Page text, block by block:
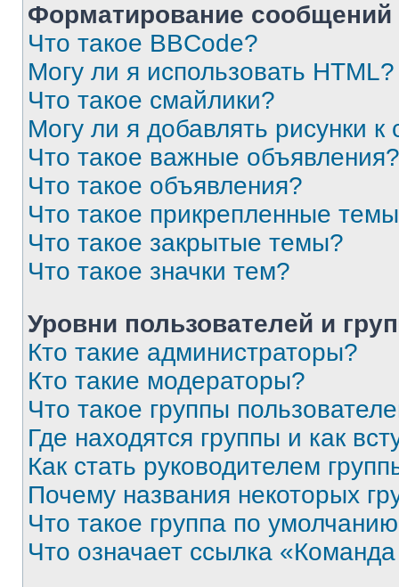
Форматирование
Что такое BBCode?
Могу ли я использовать HTML?
Что такое смайлики?
Могу ли я добавлять рисунки
Что такое важные объявления?
Что такое объявления?
Что такое прикрепленные
Что такое закрытые темы?
Что такое значки тем?
Уровни пользователей и
Кто такие администраторы?
Кто такие модераторы?
Что такое группы
Где находятся группы и как
Как стать руководителем
Почему названия некоторых
Что такое группа по
Что означает ссылка